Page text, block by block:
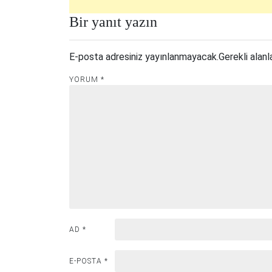
Bir yanıt yazın
E-posta adresiniz yayınlanmayacak.Gerekli
YORUM *
AD *
E-POSTA *